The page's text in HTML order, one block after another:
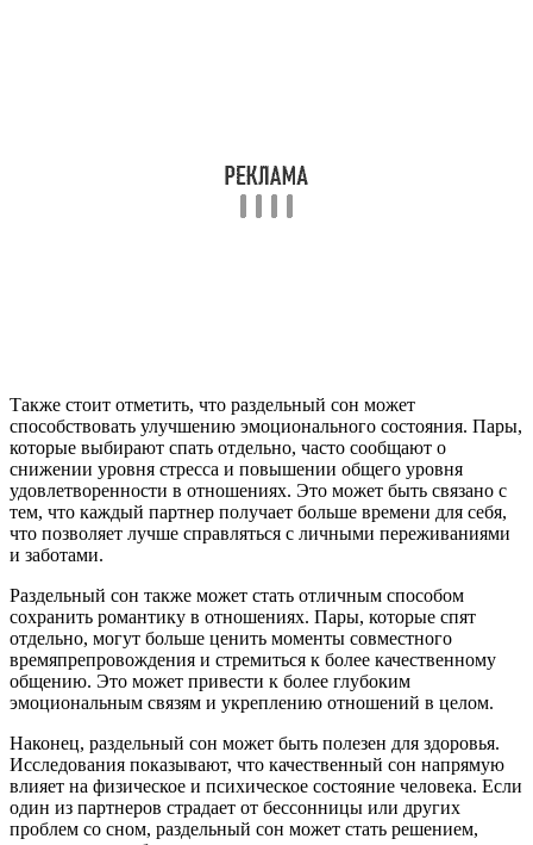
Также стоит отметить, что раздельный сон может
способствовать улучшению эмоционального состояния. Пары,
которые выбирают спать отдельно, часто сообщают о
снижении уровня стресса и повышении общего уровня
удовлетворенности в отношениях. Это может быть связано с
тем, что каждый партнер получает больше времени для себя,
что позволяет лучше справляться с личными переживаниями
и заботами.
Раздельный сон также может стать отличным способом
сохранить романтику в отношениях. Пары, которые спят
отдельно, могут больше ценить моменты совместного
времяпрепровождения и стремиться к более качественному
общению. Это может привести к более глубоким
эмоциональным связям и укреплению отношений в целом.
Наконец, раздельный сон может быть полезен для здоровья.
Исследования показывают, что качественный сон напрямую
влияет на физическое и психическое состояние человека. Если
один из партнеров страдает от бессонницы или других
проблем со сном, раздельный сон может стать решением,